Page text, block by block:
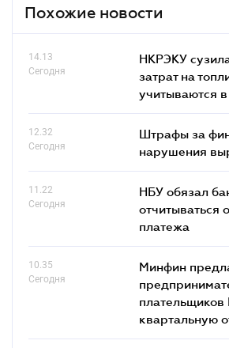
Похожие новости
14.13
Сегодня
НКРЭКУ
затрат на
учитываются
12.32
Сегодня
Штрафы за
нарушения
11.22
Сегодня
НБУ обязал
отчитываться
платежа
10.35
Сегодня
Минфин
квартальную